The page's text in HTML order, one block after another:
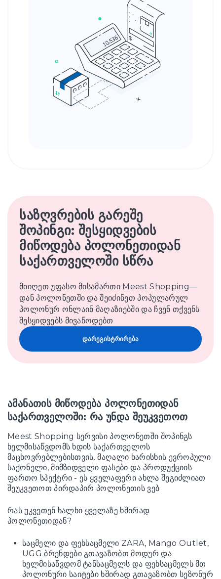
საზღვრების გარეშე
შოპინგი: შესყიდვების
მიწოდება პოლონეთიდან
საქართველოში სწრა
მიიღეთ უფასო მისამართი Meest Shopping—
დან პოლონეთში და შეიძინეთ პოპულარულ
პოლონურ ონლაინ მაღაზიებში და ჩვენ თქვენს
შესყიდვებს მივაწოდებთ
დარეგისტრირება
ამანათის მიწოდება პოლონეთიდან
საქართველოში: რა უნდა შეუკვეთოთ
Meest Shopping სერვისი პოლონეთში შოპინგს
ხელმისაწვდომს ხდის საქართველოს
მაცხოვრებლებისთვის. მაღალი ხარისხის ევროპული
საქონელი, მიმზიდველი ფასები და პროდუქციის
ფართო სპექტრი - ეს ყველაფერი ახლა შეგიძლიათ
შეუკვეთოთ პირდაპირ პოლონეთის ვებ
რას უკვეთენ ხალხი ყველაზე ხშირად
პოლონეთიდან?
საცმელი და ფეხსაცმელი ZARA, Mango Outlet,
UGG ბრენდები გთავაზობთ მოდურ და
ხელმისაწვდომ ტანსაცმელს და ფეხსაცმელს მთ
პოლონური საიტები ხშირად გთავაზობთ სეზონურ